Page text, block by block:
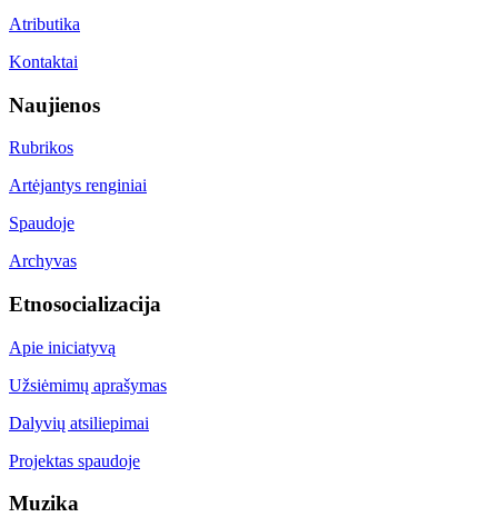
Atributika
Kontaktai
Naujienos
Rubrikos
Artėjantys renginiai
Spaudoje
Archyvas
Etnosocializacija
Apie iniciatyvą
Užsiėmimų aprašymas
Dalyvių atsiliepimai
Projektas spaudoje
Muzika